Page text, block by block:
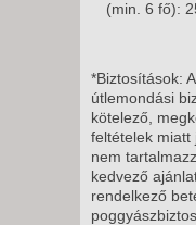
(min. 6 fő):
*Biztosítások:
útlemondási
kötelező,
feltételek
nem
kedvező
rendelkező